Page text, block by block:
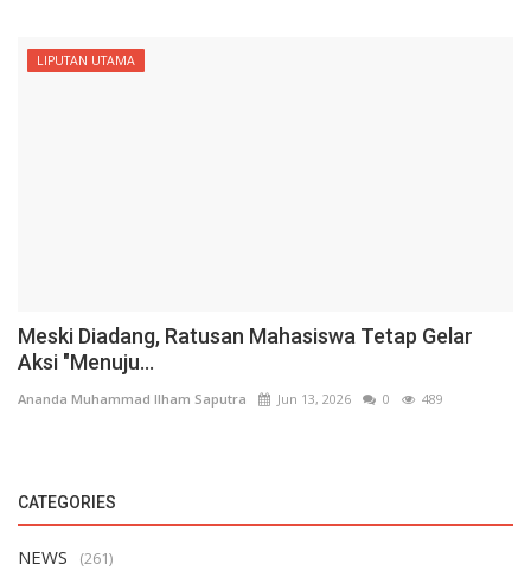
LIPUTAN UTAMA
Meski Diadang, Ratusan Mahasiswa Tetap Gelar
Aksi "Menuju...
Ananda Muhammad Ilham Saputra Jun 13, 2026 0 489
CATEGORIES
NEWS (261)